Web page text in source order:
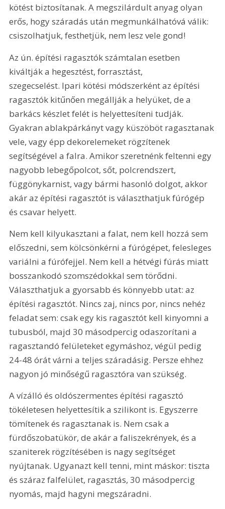
kötést biztosítanak. A megszilárdult anyag olyan
erős, hogy száradás után megmunkálhatóvá válik:
csiszolhatjuk, festhetjük, nem lesz vele gond!
Az ún. építési ragasztók számtalan esetben
kiváltják a hegesztést, forrasztást,
szegecselést. Ipari kötési módszerként az építési
ragasztók kitűnően megállják a helyüket, de a
barkács készlet felét is helyettesíteni tudják.
Gyakran ablakpárkányt vagy küszöböt ragasztanak
vele, vagy épp dekorelemeket rögzítenek
segítségével a falra. Amikor szeretnénk feltenni egy
nagyobb lebegőpolcot, sőt, polcrendszert,
függönykarnist, vagy bármi hasonló dolgot, akkor
akár az építési ragasztót is választhatjuk fúrógép
és csavar helyett.
Nem kell kilyukasztani a falat, nem kell hozzá sem
előszedni, sem kölcsönkérni a fúrógépet, felesleges
variálni a fúrófejjel. Nem kell a hétvégi fúrás miatt
bosszankodó szomszédokkal sem törődni.
Választhatjuk a gyorsabb és könnyebb utat: az
építési ragasztót. Nincs zaj, nincs por, nincs nehéz
feladat sem: csak egy kis ragasztót kell kinyomni a
tubusból, majd 30 másodpercig odaszorítani a
ragasztandó felületeket egymáshoz, végül pedig
24-48 órát várni a teljes száradásig. Persze ehhez
nagyon jó minőségű ragasztóra van szükség.
A vízálló és oldószermentes építési ragasztó
tökéletesen helyettesítik a szilikont is. Egyszerre
tömítenek és ragasztanak is. Nem csak a
fürdőszobatükör, de akár a faliszekrények, és a
szaniterek rögzítésében is nagy segítséget
nyújtanak. Ugyanazt kell tenni, mint máskor: tiszta
és száraz falfelület, ragasztás, 30 másodpercig
nyomás, majd hagyni megszáradni.